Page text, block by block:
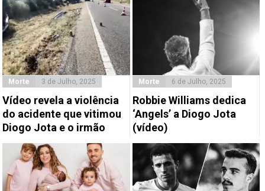
Morte 3 de Julho, 2025
Vídeo revela a violência
do acidente que vitimou
Diogo Jota e o irmão
Morte 6 de Julho, 2025
Robbie Williams dedica
‘Angels’ a Diogo Jota
(vídeo)